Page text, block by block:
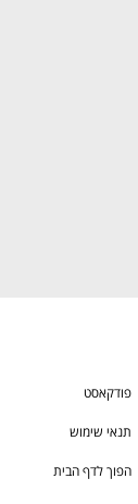
פודקאסט
תנאי שימוש
הפוך לדף הבית